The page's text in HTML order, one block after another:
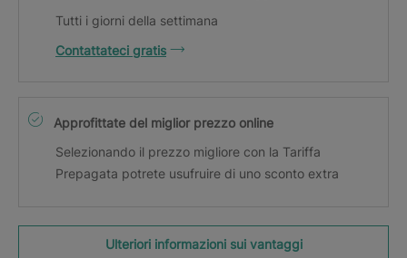
Tutti i giorni della settimana
Contattateci gratis
Approfittate del miglior prezzo online
Selezionando il prezzo migliore con la Tariffa
Prepagata potrete usufruire di uno sconto extra
Ulteriori informazioni sui vantaggi